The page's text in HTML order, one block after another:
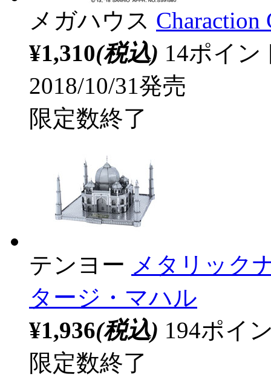
メガハウス
¥1,310(税込) 14ポイ
2018/10/31発売
限定数終了
テンヨー メタリック
タージ・マハル
¥1,936(税込) 194ポイ
限定数終了